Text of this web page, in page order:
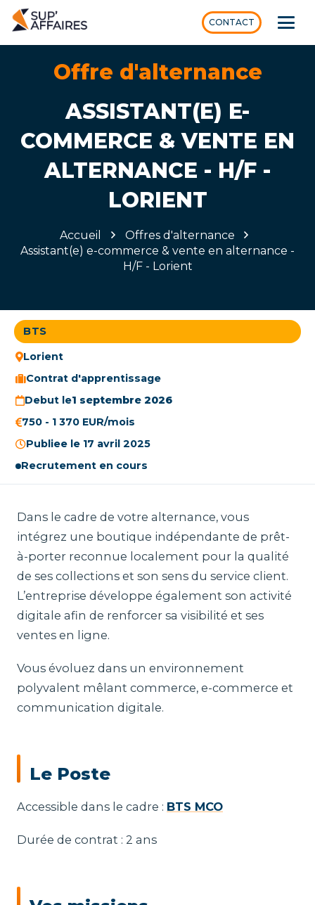
CONTACT
Offre d'alternance
ASSISTANT(E) E-
COMMERCE & VENTE EN
ALTERNANCE - H/F -
LORIENT
Accueil
Offres d'alternance
Assistant(e) e-commerce & vente en alternance -
H/F - Lorient
BTS
Lorient
Contrat d'apprentissage
Debut le1 septembre 2026
750 - 1 370 EUR/mois
Publiee le 17 avril 2025
Recrutement en cours
Dans le cadre de votre alternance, vous
intégrez une boutique indépendante de prêt-
à-porter reconnue localement pour la qualité
de ses collections et son sens du service client.
L’entreprise développe également son activité
digitale afin de renforcer sa visibilité et ses
ventes en ligne.
Vous évoluez dans un environnement
polyvalent mêlant commerce, e-commerce et
communication digitale.
Le Poste
Accessible dans le cadre : BTS MCO
Durée de contrat : 2 ans